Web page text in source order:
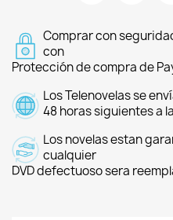
Comprar con
con
Protección de compra de
Los Telenovelas se
48 horas siguientes a
Los novelas estan
cualquier
DVD defectuoso sera